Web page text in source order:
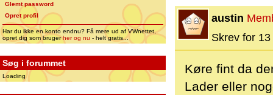
Glemt password
Opret profil
Har du ikke en konto endnu? Få mere ud af VWnettet,
opret dig som brugerher og nu - helt gratis...
Søg i forummet
Loading
austin
Skrev for
Køre fint da
Lader eller